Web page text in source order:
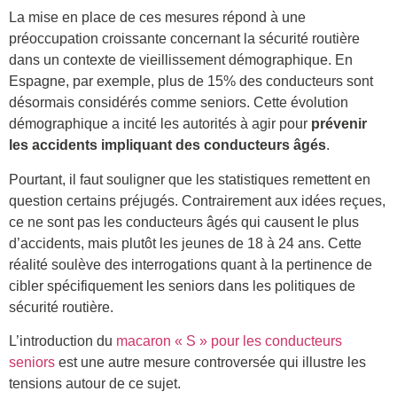
La mise en place de ces mesures répond à une
préoccupation croissante concernant la sécurité routière
dans un contexte de vieillissement démographique. En
Espagne, par exemple, plus de 15% des conducteurs sont
désormais considérés comme seniors. Cette évolution
démographique a incité les autorités à agir pour prévenir
les accidents impliquant des conducteurs âgés.
Pourtant, il faut souligner que les statistiques remettent en
question certains préjugés. Contrairement aux idées reçues,
ce ne sont pas les conducteurs âgés qui causent le plus
d’accidents, mais plutôt les jeunes de 18 à 24 ans. Cette
réalité soulève des interrogations quant à la pertinence de
cibler spécifiquement les seniors dans les politiques de
sécurité routière.
L’introduction du macaron « S » pour les conducteurs
seniors est une autre mesure controversée qui illustre les
tensions autour de ce sujet.